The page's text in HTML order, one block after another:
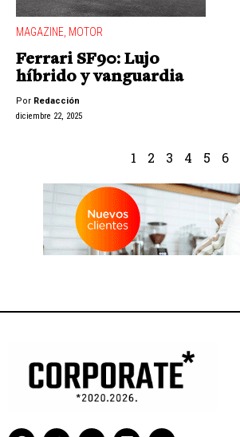
MAGAZINE, MOTOR
Ferrari SF90: Lujo
híbrido y vanguardia
Por Redacción
diciembre 22, 2025
1 2 3 4 5 6